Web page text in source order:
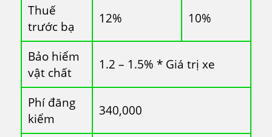
Thuế
trước bạ
12% 10%
Bảo hiểm
vật chất
1.2 – 1.5% * Giá trị xe
Phí đăng
kiểm
340,000